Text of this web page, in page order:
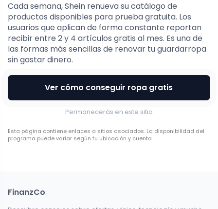
Cada semana, Shein renueva su catálogo de
productos disponibles para prueba gratuita. Los
usuarios que aplican de forma constante reportan
recibir entre 2 y 4 artículos gratis al mes. Es una de
las formas más sencillas de renovar tu guardarropa
sin gastar dinero.
Ver cómo conseguir ropa gratis
Permanecerás en este sitio
Esta página contiene enlaces a sitios asociados. La disponibilidad del
programa puede variar según tu ubicación y cuenta.
FinanzCo